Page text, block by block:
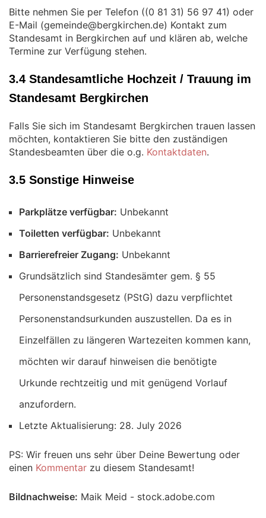
Bitte nehmen Sie per Telefon (
) oder
E-Mail (
) Kontakt zum
Standesamt in Bergkirchen auf und klären ab, welche
Termine zur Verfügung stehen.
3.4 Standesamtliche Hochzeit / Trauung im
Standesamt Bergkirchen
Falls Sie sich im Standesamt Bergkirchen trauen lassen
möchten, kontaktieren Sie bitte den zuständigen
Standesbeamten über die o.g. Kontaktdaten.
3.5 Sonstige Hinweise
Parkplätze verfügbar: Unbekannt
Toiletten verfügbar: Unbekannt
Barrierefreier Zugang: Unbekannt
Grundsätzlich sind Standesämter gem. § 55
Personenstandsgesetz (PStG) dazu verpflichtet
Personenstandsurkunden auszustellen. Da es in
Einzelfällen zu längeren Wartezeiten kommen kann,
möchten wir darauf hinweisen die benötigte
Urkunde rechtzeitig und mit genügend Vorlauf
anzufordern.
Letzte Aktualisierung: 28. July 2026
PS: Wir freuen uns sehr über Deine Bewertung oder
einen Kommentar zu diesem Standesamt!
Bildnachweise: Maik Meid - stock.adobe.com